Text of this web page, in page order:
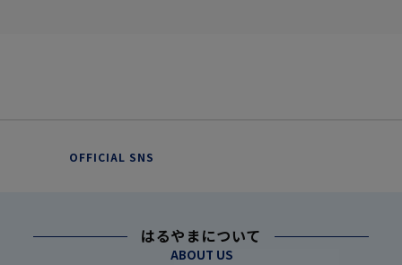
OFFICIAL SNS
はるやまについて
ABOUT US